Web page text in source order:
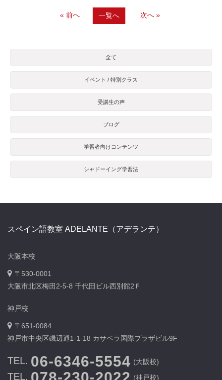
« 前へ 一覧へ 次へ »
全て
イベント / 特別クラス
受講生の声
ブログ
学習者向けコンテンツ
シャドーイング学習法
スペイン語教室 ADELANTE（アデランテ）
大阪本校
〒530-0001
大阪市北区梅田2-5-8 千代田ビル西別館2Ｆ
神戸校
〒651-0084
神戸市中央区磯辺通1-1-18 カサベラ国際プラザビル9F
TEL. 06-6346-5554 (大阪校)
TEL. (神戸校)